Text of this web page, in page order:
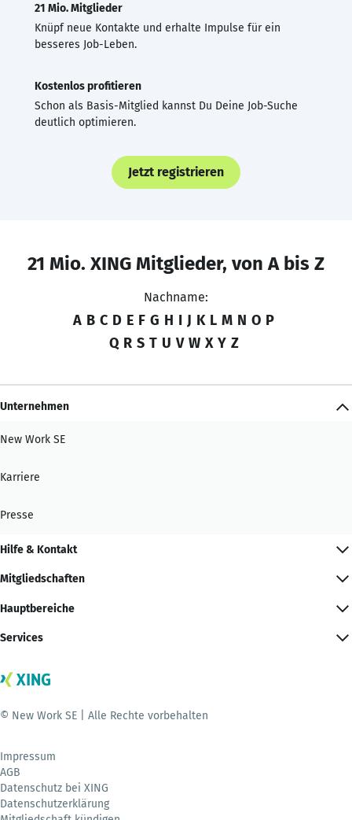
21 Mio. Mitglieder
Knüpf neue Kontakte und erhalte Impulse für ein
besseres Job-Leben.
Kostenlos profitieren
Schon als Basis-Mitglied kannst Du Deine Job-Suche
deutlich optimieren.
Jetzt registrieren
21 Mio. XING Mitglieder, von A bis Z
Nachname:
A B C D E F G H I J K L M N O P
Q R S T U V W X Y Z
Unternehmen
New Work SE
Karriere
Presse
Hilfe & Kontakt
Mitgliedschaften
Hauptbereiche
Services
© New Work SE | Alle Rechte vorbehalten
Impressum
AGB
Datenschutz bei XING
Datenschutzerklärung